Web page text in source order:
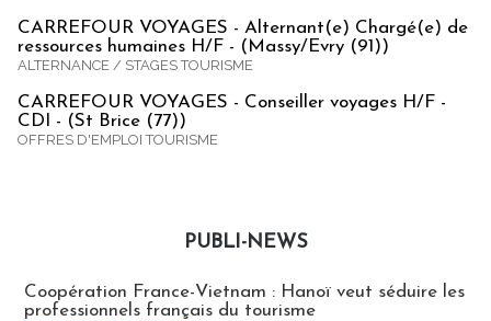
CARREFOUR VOYAGES - Alternant(e) Chargé(e) de
ressources humaines H/F - (Massy/Evry (91))
ALTERNANCE / STAGES TOURISME
CARREFOUR VOYAGES - Conseiller voyages H/F -
CDI - (St Brice (77))
OFFRES D'EMPLOI TOURISME
PUBLI-NEWS
Coopération France-Vietnam : Hanoï veut séduire les
professionnels français du tourisme